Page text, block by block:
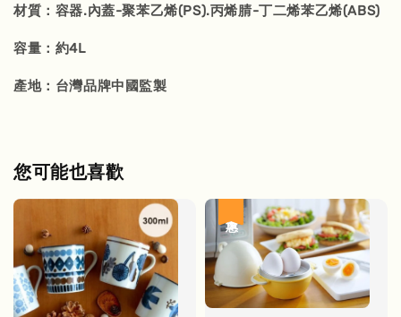
材質：容器.內蓋-聚苯乙烯(PS).丙烯腈-丁二烯苯乙烯(ABS)
容量：約4L
產地：台灣品牌中國監製
您可能也喜歡